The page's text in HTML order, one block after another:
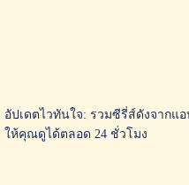
อัปเดตไวทันใจ: รวมซีรี่ส์ดังจากแ
ให้คุณดูได้ตลอด 24 ชั่วโมง